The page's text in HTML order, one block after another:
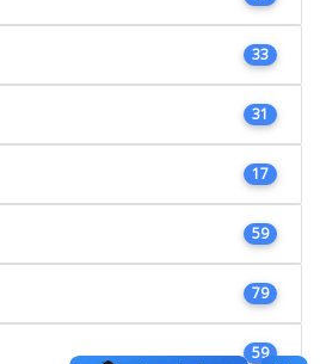
33
31
17
59
79
59